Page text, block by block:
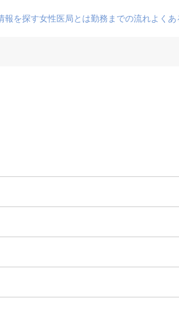
報を探す女性医局とは勤務までの流れよくあ